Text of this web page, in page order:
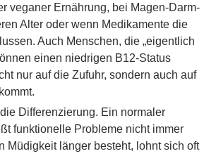
veganer Ernährung, bei Magen-Darm-
Alter oder wenn Medikamente die
Auch Menschen, die „eigentlich
einen niedrigen B12-Status
nur auf die Zufuhr, sondern auch auf
Differenzierung. Ein normaler
funktionelle Probleme nicht immer
Müdigkeit länger besteht, lohnt sich oft